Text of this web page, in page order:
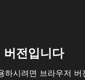
버전입니다
하시려면 브라우저